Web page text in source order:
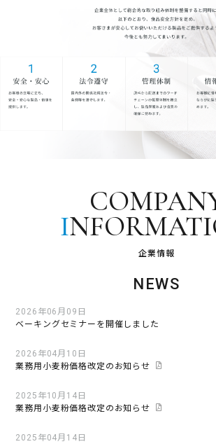
I
企業情報
NEWS
2026年06月09日
ベーキングセミナーを開催しました
2026年04月10日
業務用小麦粉価格改定のお知らせ
2025年10月14日
業務用小麦粉価格改定のお知らせ
2025年04月14日